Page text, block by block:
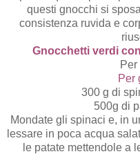
questi gnocchi si
consistenza ruvida e
Gnocchetti verdi
Per
300 g di
500g di
Mondate gli spinaci e, in
lessare in poca acqua
le patate mettendole a